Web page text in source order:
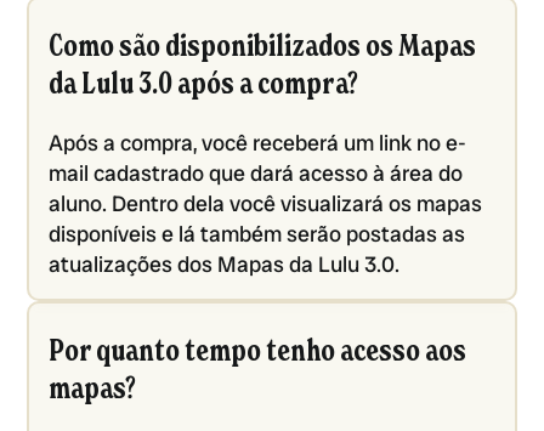
Como são disponibilizados os Mapas
da Lulu 3.0 após a compra?
Após a compra, você receberá um link no e-
mail cadastrado que dará acesso à área do
aluno. Dentro dela você visualizará os mapas
disponíveis e lá também serão postadas as
atualizações dos Mapas da Lulu 3.0.
Por quanto tempo tenho acesso aos
mapas?